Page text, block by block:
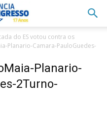
do ES votou contra os
Planario-Camara-PauloGuedes-
Planario-
2Turno-